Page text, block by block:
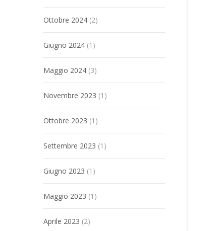
Ottobre 2024 (2)
Giugno 2024 (1)
Maggio 2024 (3)
Novembre 2023 (1)
Ottobre 2023 (1)
Settembre 2023 (1)
Giugno 2023 (1)
Maggio 2023 (1)
Aprile 2023 (2)